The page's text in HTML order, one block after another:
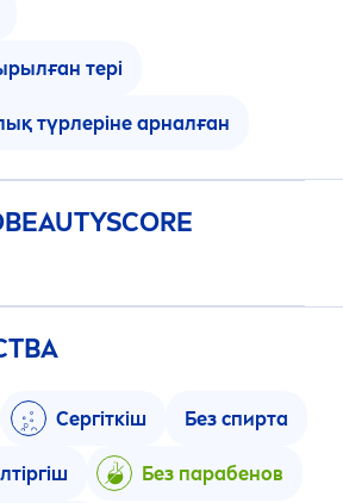
тері
түрлеріне арналған
BEAUTYSCORE
Сергіткіш Без спирта
Без парабенов